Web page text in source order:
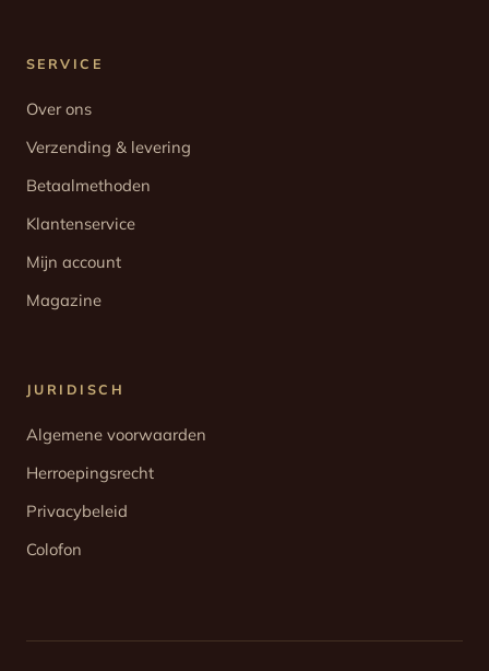
SERVICE
Over ons
Verzending & levering
Betaalmethoden
Klantenservice
Mijn account
Magazine
JURIDISCH
Algemene voorwaarden
Herroepingsrecht
Privacybeleid
Colofon